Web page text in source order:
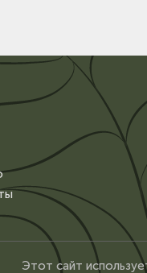
Этот сайт